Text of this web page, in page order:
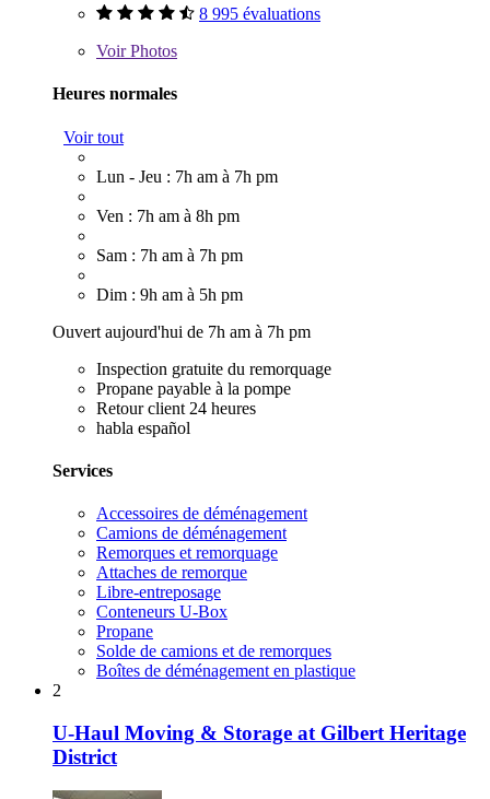
8 995 évaluations
VoirPhotos
Heures normales
Voir tout
Lun - Jeu : 7h am à 7h pm
Ven : 7h am à 8h pm
Sam : 7h am à 7h pm
Dim : 9h am à 5h pm
Ouvert aujourd'hui de 7h am à 7h pm
Inspection gratuite du remorquage
Propane payable à la pompe
Retour client 24 heures
habla español
Services
Accessoires de déménagement
Camions de déménagement
Remorques et remorquage
Attaches de remorque
Libre-entreposage
Conteneurs U-Box
Propane
Solde de camions et de remorques
Boîtes de déménagement en plastique
2
U-Haul Moving & Storage at Gilbert Heritage
District